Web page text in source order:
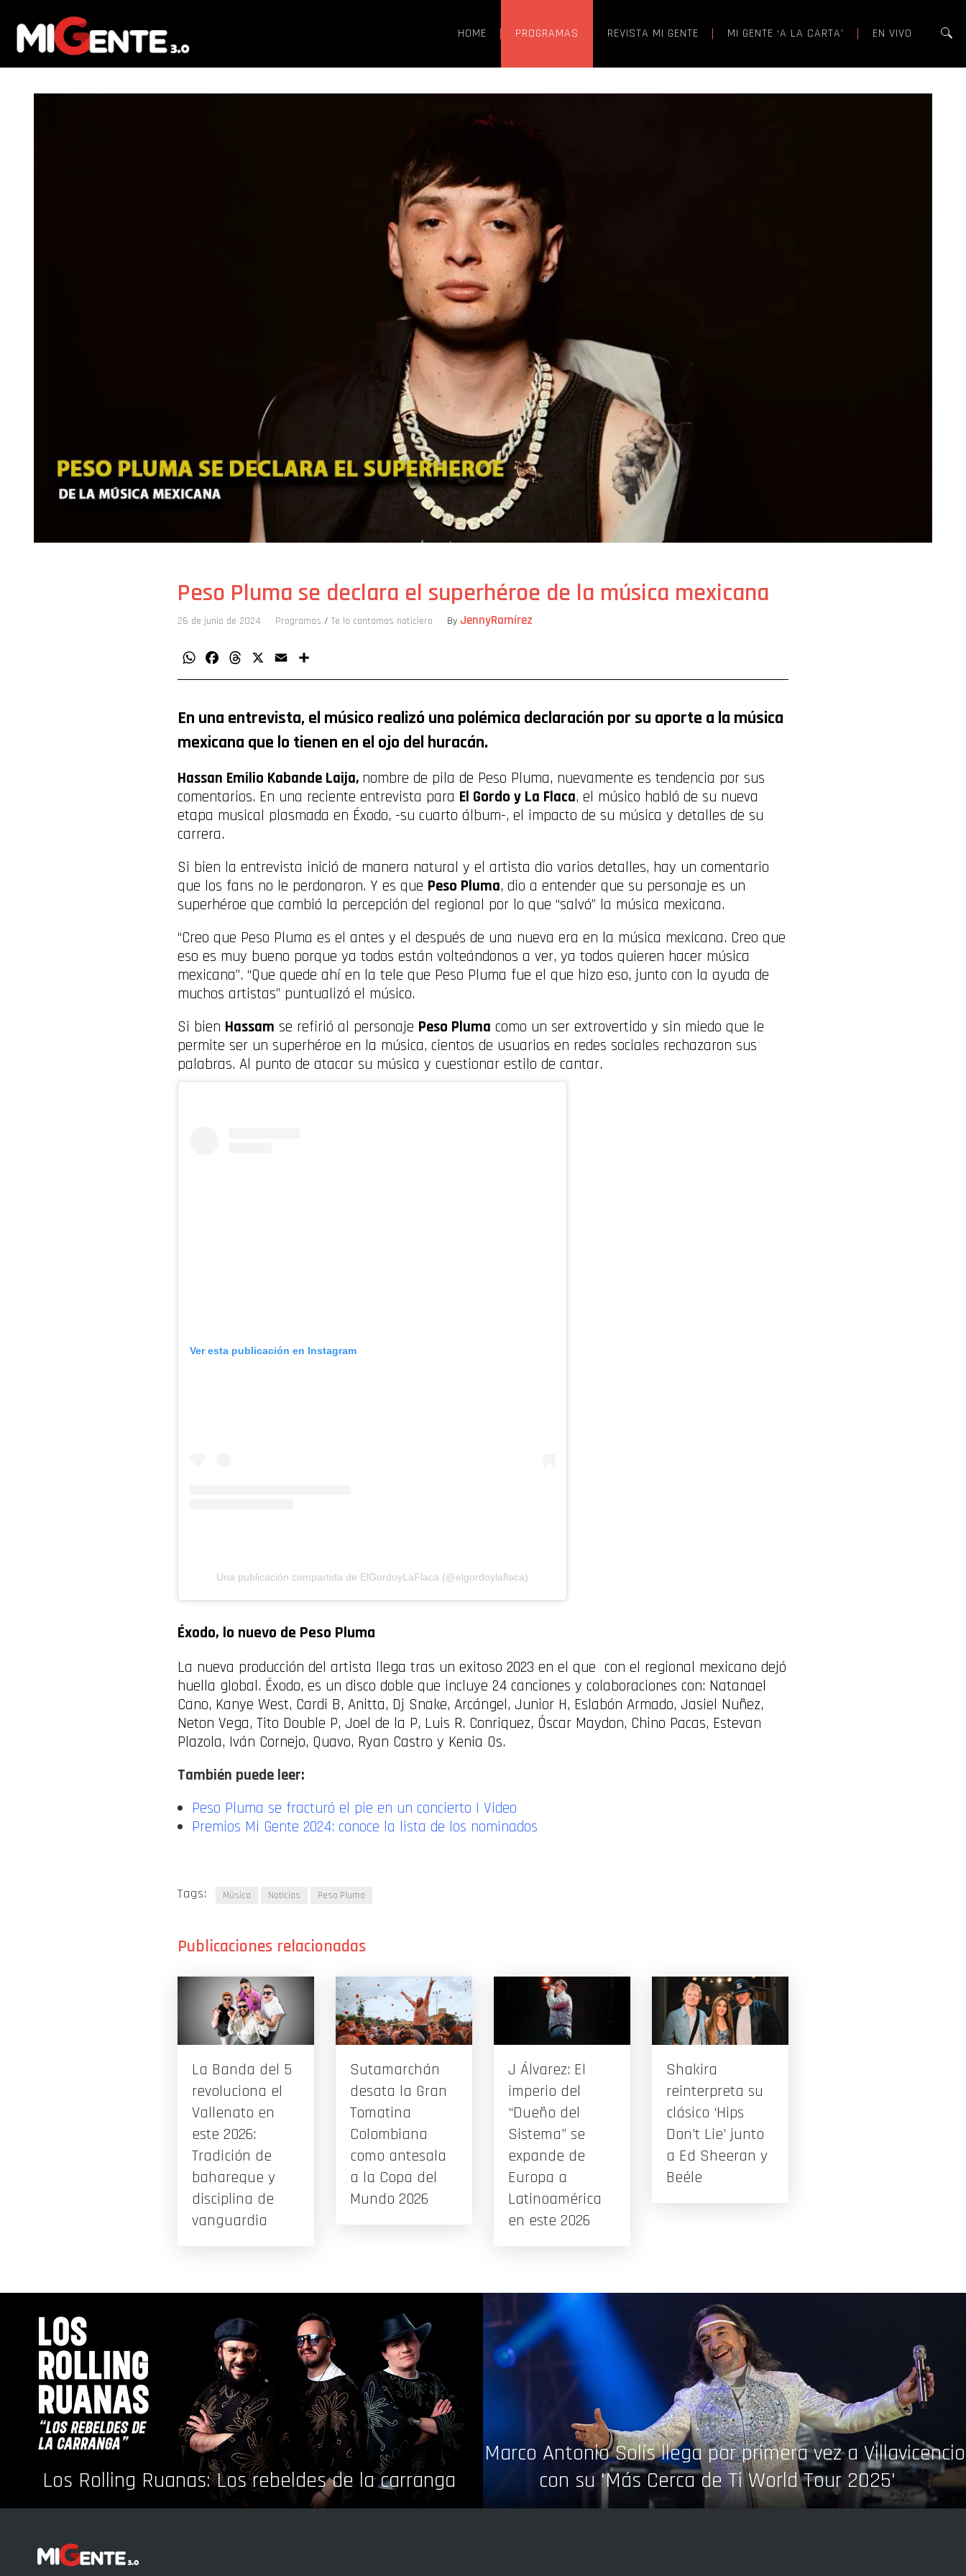
HOME PROGRAMAS REVISTA MI GENTE MI GENTE ‘A LA CARTA’ EN VIVO
Peso Pluma se declara el superhéroe de la música mexicana
26 de junio de 2024 Programas / Te lo cantamos noticiero By JennyRamírez
WhatsAppFacebookThreads Email
En una entrevista, el músico realizó una polémica declaración por su aporte a la música
mexicana que lo tienen en el ojo del huracán.
Hassan Emilio Kabande Laija, nombre de pila de Peso Pluma, nuevamente es tendencia por sus
comentarios. En una reciente entrevista para El Gordo y La Flaca, el músico habló de su nueva
etapa musical plasmada en Éxodo, -su cuarto álbum-, el impacto de su música y detalles de su
carrera.
Si bien la entrevista inició de manera natural y el artista dio varios detalles, hay un comentario
que los fans no le perdonaron. Y es que Peso Pluma, dio a entender que su personaje es un
superhéroe que cambió la percepción del regional por lo que “salvó” la música mexicana.
“Creo que Peso Pluma es el antes y el después de una nueva era en la música mexicana. Creo que
eso es muy bueno porque ya todos están volteándonos a ver, ya todos quieren hacer música
mexicana”. “Que quede ahí en la tele que Peso Pluma fue el que hizo eso, junto con la ayuda de
muchos artistas” puntualizó el músico.
Si bien Hassam se refirió al personaje Peso Pluma como un ser extrovertido y sin miedo que le
permite ser un superhéroe en la música, cientos de usuarios en redes sociales rechazaron sus
palabras. Al punto de atacar su música y cuestionar estilo de cantar.
Ver esta publicación en Instagram
Una publicación compartida de ElGordoyLaFlaca (@elgordoylaflaca)
Éxodo, lo nuevo de Peso Pluma
La nueva producción del artista llega tras un exitoso 2023 en el que con el regional mexicano dejó
huella global. Éxodo, es un disco doble que incluye 24 canciones y colaboraciones con: Natanael
Cano, Kanye West, Cardi B, Anitta, Dj Snake, Arcángel, Junior H, Eslabón Armado, Jasiel Nuñez,
Neton Vega, Tito Double P, Joel de la P, Luis R. Conriquez, Óscar Maydon, Chino Pacas, Estevan
Plazola, Iván Cornejo, Quavo, Ryan Castro y Kenia Os.
También puede leer:
Peso Pluma se fracturó el pie en un concierto | Video
Premios Mi Gente 2024: conoce la lista de los nominados
Tags: Música Noticias Peso Pluma
La Banda del 5
revoluciona el
Vallenato en
este 2026:
Tradición de
bahareque y
disciplina de
vanguardia
Sutamarchán
desata la Gran
Tomatina
Colombiana
como antesala
a la Copa del
Mundo 2026
J Álvarez: El
imperio del
“Dueño del
Sistema” se
expande de
Europa a
Latinoamérica
en este 2026
Shakira
reinterpreta su
clásico ‘Hips
Don’t Lie’ junto
a Ed Sheeran y
Beéle
Los Rolling Ruanas: Los rebeldes de la carranga
Marco Antonio Solís llega por primera vez a Villavicencio
con su 'Más Cerca de Ti World Tour 2025'